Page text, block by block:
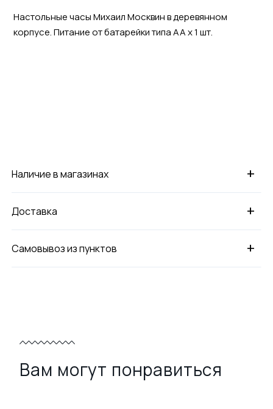
Настольные часы Михаил Москвин в деревянном
корпусе. Питание от батарейки типа АА х 1 шт.
+
Наличие в магазинах
+
Доставка
+
Самовывоз из пунктов
Вам могут понравиться